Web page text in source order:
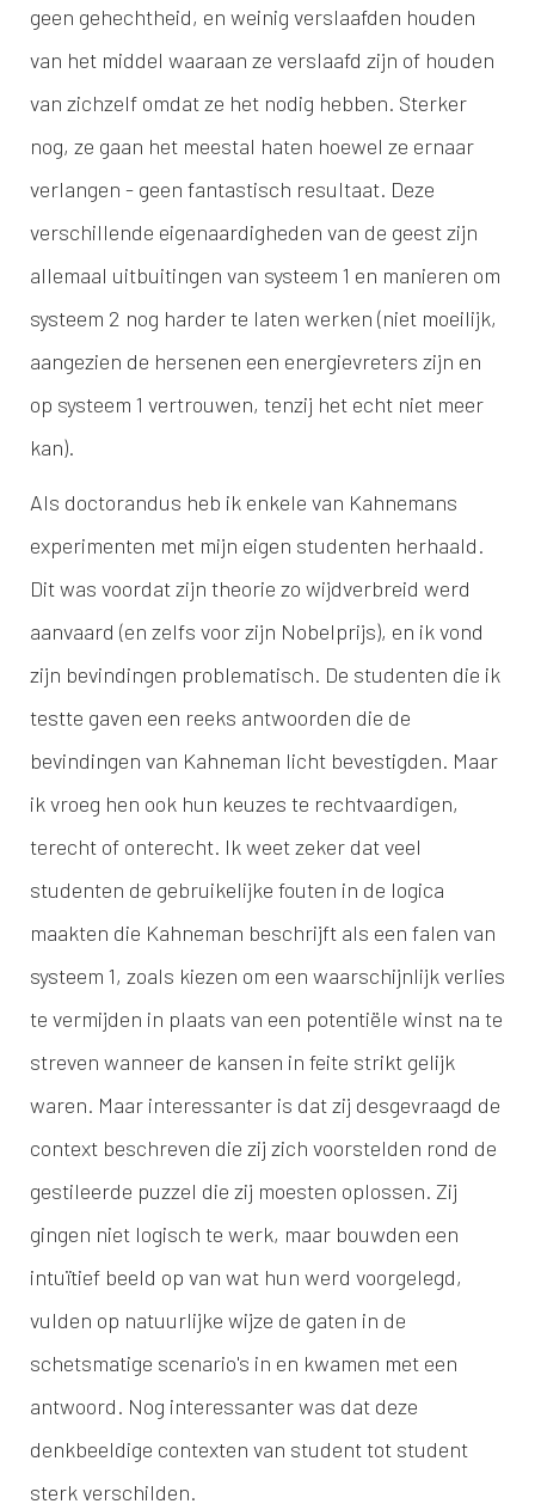
geen gehechtheid, en weinig verslaafden houden
van het middel waaraan ze verslaafd zijn of houden
van zichzelf omdat ze het nodig hebben. Sterker
nog, ze gaan het meestal haten hoewel ze ernaar
verlangen - geen fantastisch resultaat. Deze
verschillende eigenaardigheden van de geest zijn
allemaal uitbuitingen van systeem 1 en manieren om
systeem 2 nog harder te laten werken (niet moeilijk,
aangezien de hersenen een energievreters zijn en
op systeem 1 vertrouwen, tenzij het echt niet meer
kan).
Als doctorandus heb ik enkele van Kahnemans
experimenten met mijn eigen studenten herhaald.
Dit was voordat zijn theorie zo wijdverbreid werd
aanvaard (en zelfs voor zijn Nobelprijs), en ik vond
zijn bevindingen problematisch. De studenten die ik
testte gaven een reeks antwoorden die de
bevindingen van Kahneman licht bevestigden. Maar
ik vroeg hen ook hun keuzes te rechtvaardigen,
terecht of onterecht. Ik weet zeker dat veel
studenten de gebruikelijke fouten in de logica
maakten die Kahneman beschrijft als een falen van
systeem 1, zoals kiezen om een waarschijnlijk verlies
te vermijden in plaats van een potentiële winst na te
streven wanneer de kansen in feite strikt gelijk
waren. Maar interessanter is dat zij desgevraagd de
context beschreven die zij zich voorstelden rond de
gestileerde puzzel die zij moesten oplossen. Zij
gingen niet logisch te werk, maar bouwden een
intuïtief beeld op van wat hun werd voorgelegd,
vulden op natuurlijke wijze de gaten in de
schetsmatige scenario's in en kwamen met een
antwoord. Nog interessanter was dat deze
denkbeeldige contexten van student tot student
sterk verschilden.